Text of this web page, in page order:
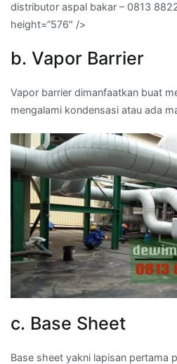
distributor aspal bakar – 0813
height=”576″ />
b. Vapor Barrier
Vapor barrier dimanfaatkan buat
mengalami kondensasi atau ada
c. Base Sheet
Base sheet yakni lapisan pertama